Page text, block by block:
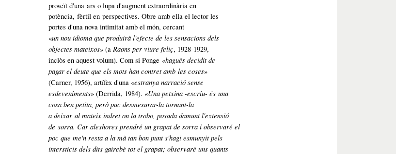
proveït d'una ars o lupa d'augment extraordinària en
potència, fèrtil en perspectives. Obre amb ella el lector les
portes d'una nova intimitat amb el món, cercant
«un nou idioma que produirà l'efecte de les sensacions dels
objectes mateixos» (a Raons per viure feliç, 1928-1929,
inclòs en aquest volum). Com si Ponge «hagués decidit de
pagar el deute que els mots han contret amb les coses»
(Carner, 1956), artífex d'una «estranya narració sense
esdeveniments» (Derrida, 1984). «Una petxina -escriu- és una
cosa ben petita, però puc desmesurar-la tornant-la
a deixar al mateix indret on la trobo, posada damunt l'extensió
de sorra. Car aleshores prendré un grapat de sorra i observaré el
poc que me'n resta a la mà tan bon punt s'hagi esmunyit pels
intersticis dels dits gairebé tot el grapat; observaré uns quants